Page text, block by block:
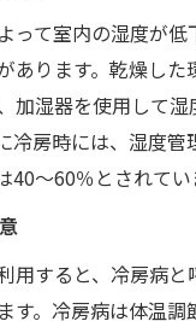
って室内の湿度が低
あります。乾燥した
加湿器を使用して湿
冷房時には、湿度管
40〜60％とされてい
用すると、冷房病と
す。冷房病は体温調